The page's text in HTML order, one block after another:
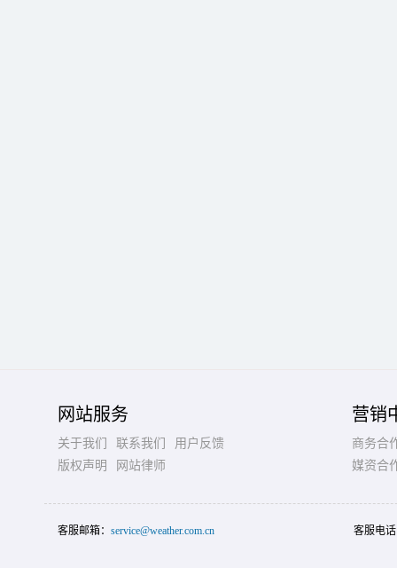
网站服务
关于我们 联系我们
用户反馈
版权声明
网站律师
营销
商务合
媒资合
客服邮箱： service@weather.com.cn 客服电